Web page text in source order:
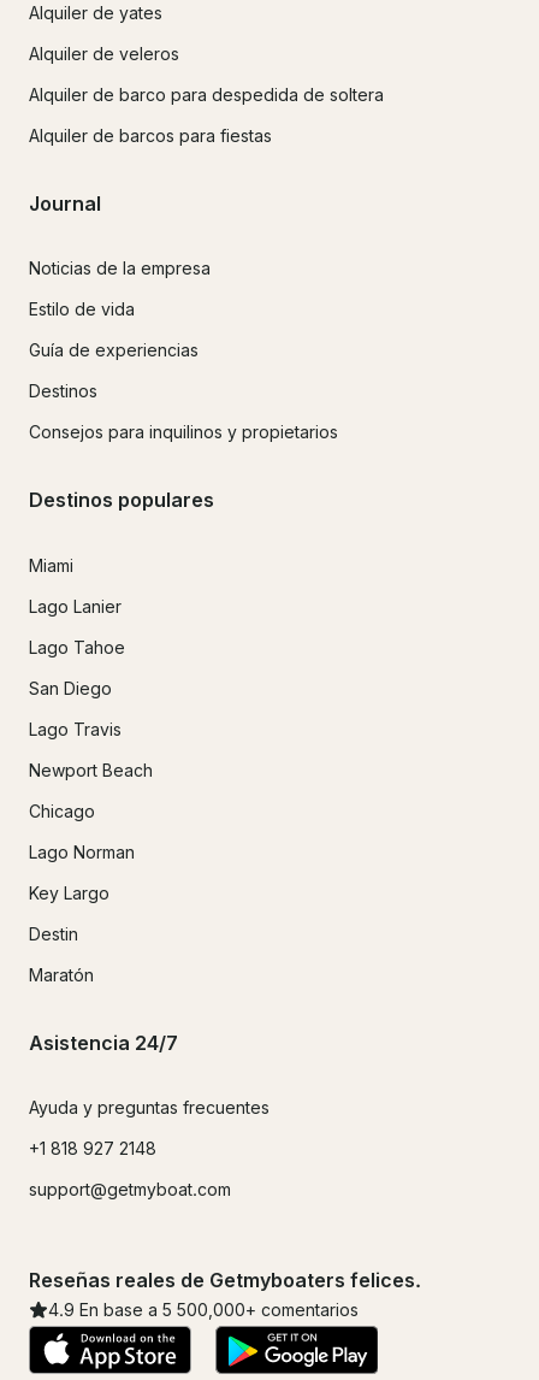
Alquiler de yates
Alquiler de veleros
Alquiler de barco para despedida de soltera
Alquiler de barcos para fiestas
Journal
Noticias de la empresa
Estilo de vida
Guía de experiencias
Destinos
Consejos para inquilinos y propietarios
Destinos populares
Miami
Lago Lanier
Lago Tahoe
San Diego
Lago Travis
Newport Beach
Chicago
Lago Norman
Key Largo
Destin
Maratón
Asistencia 24/7
Ayuda y preguntas frecuentes
+1 818 927 2148
support@getmyboat.com
Reseñas reales de Getmyboaters felices.
4.9 En base a 5 500,000+ comentarios